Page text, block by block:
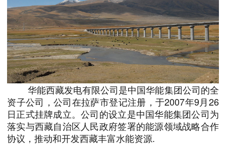
华能西藏发电有限公司是中国华能集团公司的全
资子公司，公司在拉萨市登记注册，于2007年9月26
日正式挂牌成立。公司的设立是中国华能集团公司为
落实与西藏自治区人民政府签署的能源领域战略合作
协议，推动和开发西藏丰富水能资源.